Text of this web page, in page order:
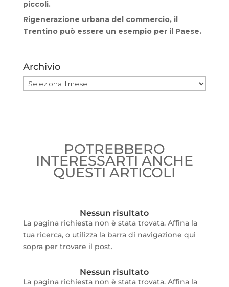
piccoli.
Rigenerazione urbana del commercio, il
Trentino può essere un esempio per il Paese.
Archivio
Archivio
POTREBBERO
INTERESSARTI ANCHE
QUESTI ARTICOLI
Nessun risultato
La pagina richiesta non è stata trovata. Affina la
tua ricerca, o utilizza la barra di navigazione qui
sopra per trovare il post.
Nessun risultato
La pagina richiesta non è stata trovata. Affina la